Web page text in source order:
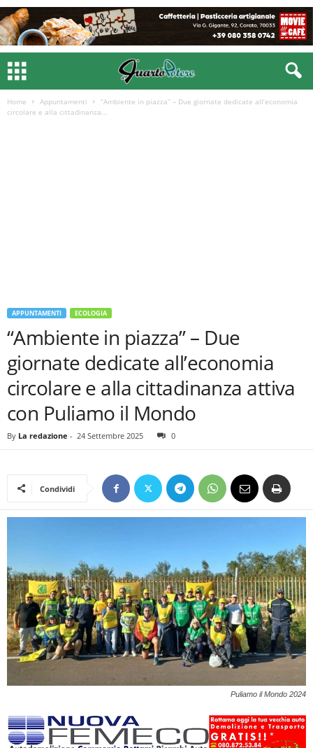
Home Appuntamenti
“Ambiente in piazza” – Due giornate dedicate all’economia
circolare e alla cittadinanza...
APPUNTAMENTI ECOLOGIA
“Ambiente in piazza” – Due
giornate dedicate all’economia
circolare e alla cittadinanza attiva
con Puliamo il Mondo
By La redazione - 24 Settembre 2025 0
Condividi
Puliamo il Mondo 2024